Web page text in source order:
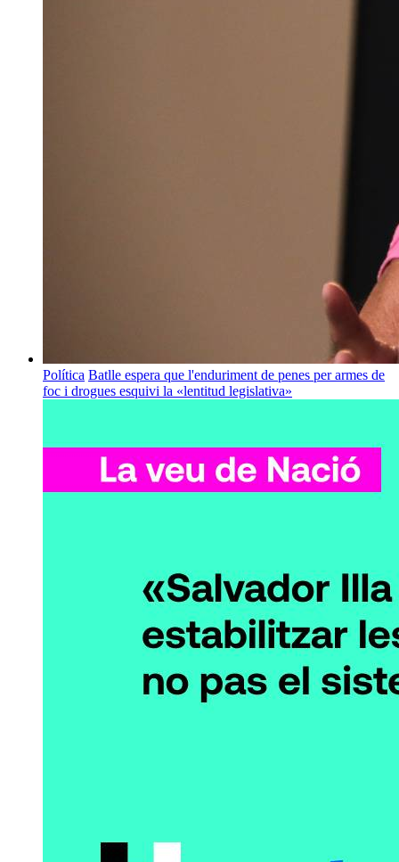
Política Batlle espera que l'enduriment de penes per armes de
foc i drogues esquivi la «lentitud legislativa»